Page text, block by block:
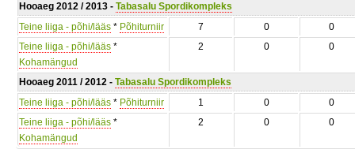
Hooaeg 2012 / 2013 - Tabasalu Spordikompleks
Teine liiga - põhi/lääs * Põhiturniir 7 0
0
Teine liiga - põhi/lääs *
Kohamängud
2 0 0
Hooaeg 2011 / 2012 - Tabasalu Spordikompleks
Teine liiga - põhi/lääs * Põhiturniir 1 0
0
Teine liiga - põhi/lääs *
Kohamängud
2 0 0